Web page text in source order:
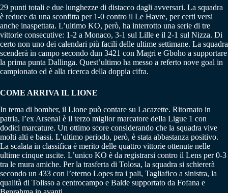
29 punti totali e due lunghezze di distacco dagli avversari. La squadra
è reduce da una sconfitta per 1-0 contro il Le Havre, per certi versi
anche inaspettata. L’ultimo KO, però, ha interrotto una serie di tre
vittorie consecutive: 1-2 a Monaco, 3-1 sul Lille e il 2-1 sul Nizza. Di
certo non uno dei calendari più facili delle ultime settimane. La squadra
scenderà in campo secondo dun 3421 con Magri e Gboho a supportare
la prima punta Dallinga. Quest’ultimo ha messo a referto nove goal in
campionato ed è alla ricerca della doppia cifra.
COME ARRIVA IL LIONE
In tema di bomber, il Lione può contare su Lacazette. Ritornato in
patria, l’ex Arsenal è il terzo miglior marcatore della Ligue 1 con
dodici marcature. Un ottimo score considerando che la squadra vive
molti alti e bassi. L’ultimo periodo, però, è stata abbastanza positivo.
La scalata in classifica è merito delle quattro vittorie ottenute nelle
ultime cinque uscite. L’unico KO è da registrarsi contro il Lens per 0-3
tra le mura amiche. Per la trasferta di Tolosa, la squadra si schiererà
secondo un 433 con l’eterno Lopes tra i pali, Tagliafico a sinistra, la
qualità di Tolisso a centrocampo e Balde supportato da Fofana e